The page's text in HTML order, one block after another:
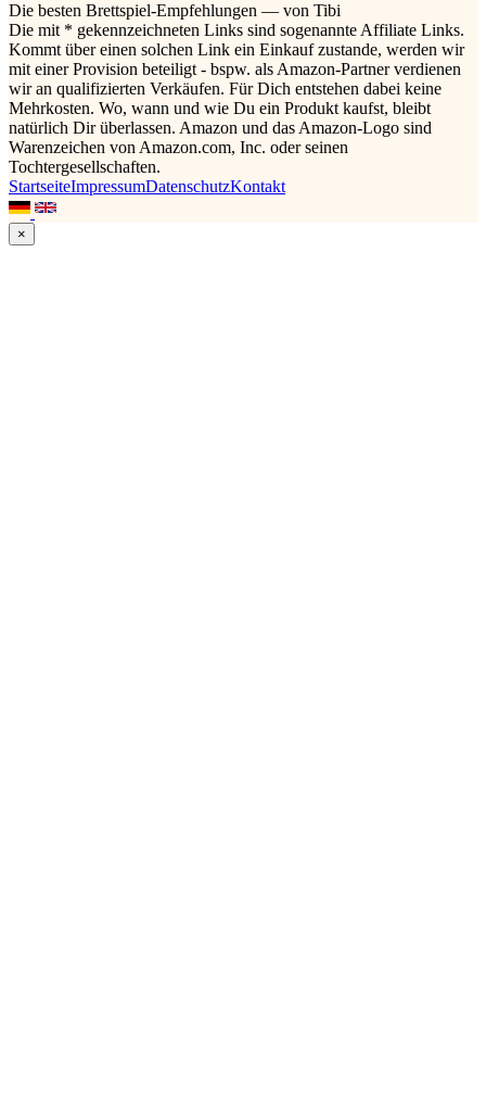
Die besten Brettspiel-Empfehlungen — von Tibi
Die mit * gekennzeichneten Links sind sogenannte Affiliate Links.
Kommt über einen solchen Link ein Einkauf zustande, werden wir
mit einer Provision beteiligt - bspw. als Amazon-Partner verdienen
wir an qualifizierten Verkäufen. Für Dich entstehen dabei keine
Mehrkosten. Wo, wann und wie Du ein Produkt kaufst, bleibt
natürlich Dir überlassen. Amazon und das Amazon-Logo sind
Warenzeichen von Amazon.com, Inc. oder seinen
Tochtergesellschaften.
StartseiteImpressumDatenschutzKontakt
×